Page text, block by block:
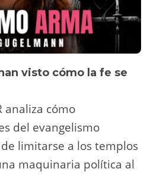
visto cómo la fe se
analiza cómo
del evangelismo
limitarse a los templos
maquinaria política al